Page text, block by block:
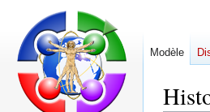
Modèle